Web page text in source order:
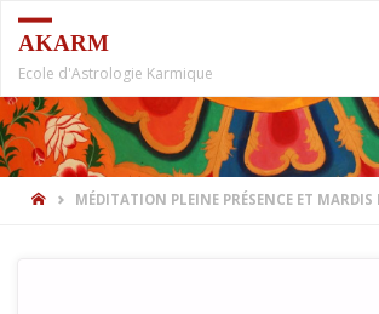
AKARM
Ecole d'Astrologie Karmique
MÉDITATION PLEINE PRÉSENCE ET